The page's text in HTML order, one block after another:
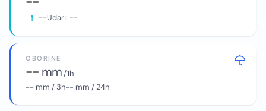
--Udari: --
OBORINE
-- mm/ 1h
-- mm / 3h-- mm / 24h